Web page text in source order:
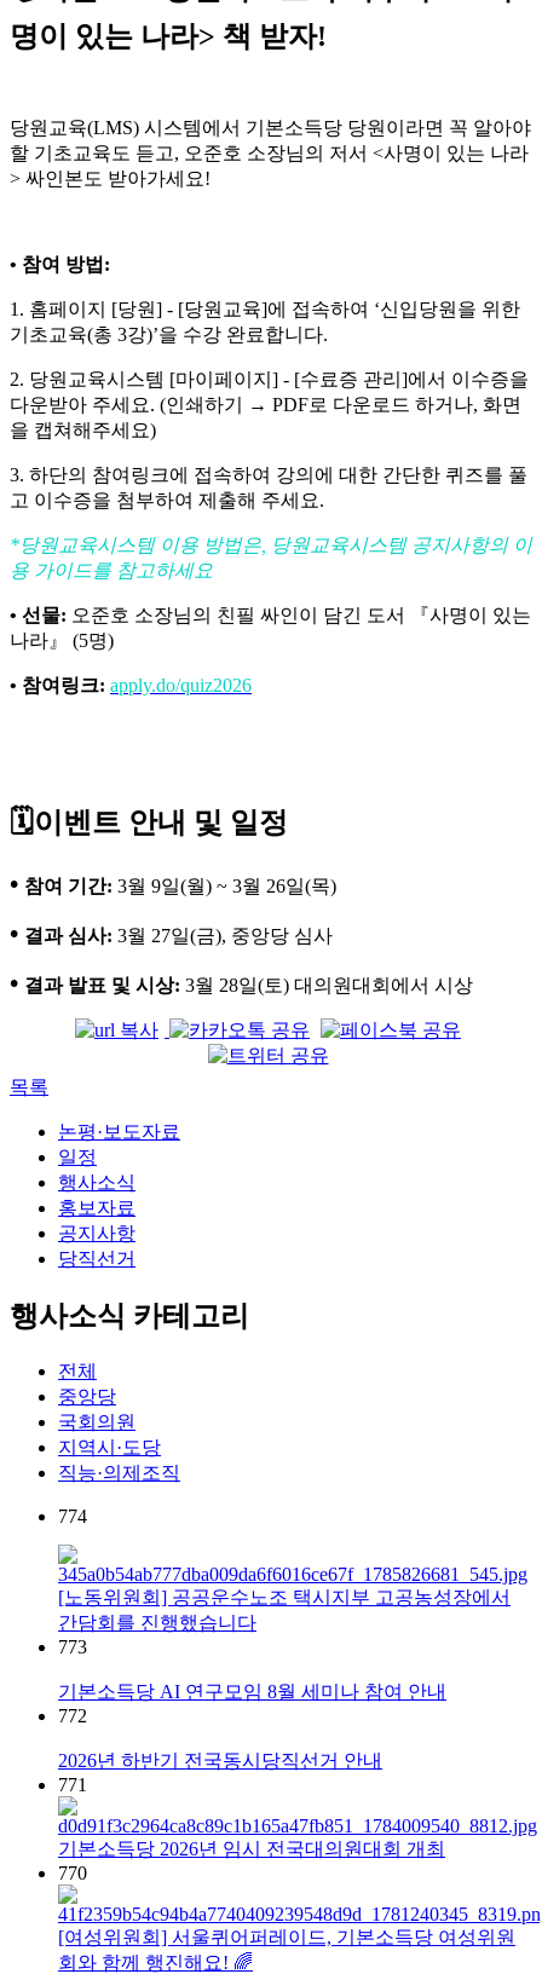
명이 있는 나라> 책 받자!
당원교육(LMS) 시스템에서 기본소득당 당원이라면 꼭 알아야
할 기초교육도 듣고, 오준호 소장님의 저서 <사명이 있는 나라
> 싸인본도 받아가세요!
• 참여 방법:
1. 홈페이지 [당원] - [당원교육]에 접속하여 ‘신입당원을 위한
기초교육(총 3강)’을 수강 완료합니다.
2. 당원교육시스템 [마이페이지] - [수료증 관리]에서 이수증을
다운받아 주세요. (인쇄하기 → PDF로 다운로드 하거나, 화면
을 캡쳐해주세요)
3. 하단의 참여링크에 접속하여 강의에 대한 간단한 퀴즈를 풀
고 이수증을 첨부하여 제출해 주세요.
*당원교육시스템 이용 방법은, 당원교육시스템 공지사항의 이
용 가이드를 참고하세요
• 선물: 오준호 소장님의 친필 싸인이 담긴 도서 『사명이 있는
나라』 (5명)
• 참여링크: apply.do/quiz2026
🗓️이벤트 안내 및 일정
• 참여 기간: 3월 9일(월) ~ 3월 26일(목)
• 결과 심사: 3월 27일(금), 중앙당 심사
• 결과 발표 및 시상: 3월 28일(토) 대의원대회에서 시상
목록
논평·보도자료
일정
행사소식
홍보자료
공지사항
당직선거
행사소식 카테고리
전체
중앙당
국회의원
지역시·도당
직능·의제조직
774
[노동위원회] 공공운수노조 택시지부 고공농성장에서
간담회를 진행했습니다
773
기본소득당 AI 연구모임 8월 세미나 참여 안내
772
2026년 하반기 전국동시당직선거 안내
771
기본소득당 2026년 임시 전국대의원대회 개최
770
[여성위원회] 서울퀴어퍼레이드, 기본소득당 여성위원
회와 함께 행진해요! 🌈